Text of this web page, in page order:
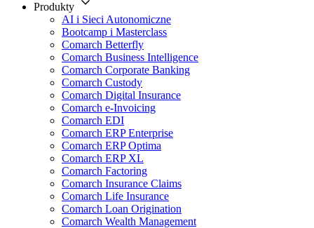
Produkty
AI i Sieci Autonomiczne
Bootcamp i Masterclass
Comarch Betterfly
Comarch Business Intelligence
Comarch Corporate Banking
Comarch Custody
Comarch Digital Insurance
Comarch e-Invoicing
Comarch EDI
Comarch ERP Enterprise
Comarch ERP Optima
Comarch ERP XL
Comarch Factoring
Comarch Insurance Claims
Comarch Life Insurance
Comarch Loan Origination
Comarch Wealth Management